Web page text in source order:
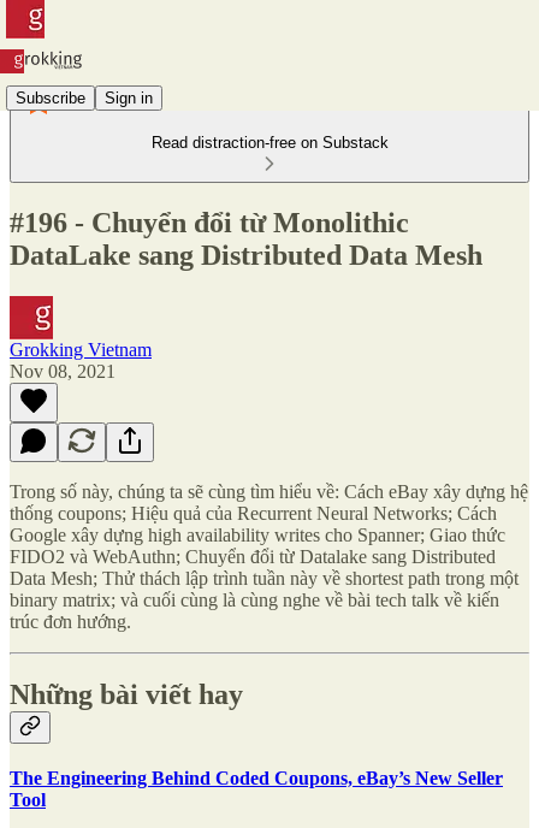
Subscribe Sign in
Read distraction-free on Substack
#196 - Chuyển đổi từ Monolithic
DataLake sang Distributed Data Mesh
Grokking Vietnam
Nov 08, 2021
Trong số này, chúng ta sẽ cùng tìm hiểu về: Cách eBay xây dựng hệ
thống coupons; Hiệu quả của Recurrent Neural Networks; Cách
Google xây dựng high availability writes cho Spanner; Giao thức
FIDO2 và WebAuthn; Chuyển đổi từ Datalake sang Distributed
Data Mesh; Thử thách lập trình tuần này về shortest path trong một
binary matrix; và cuối cùng là cùng nghe về bài tech talk về kiến
trúc đơn hướng.
Những bài viết hay
The Engineering Behind Coded Coupons, eBay’s New Seller
Tool